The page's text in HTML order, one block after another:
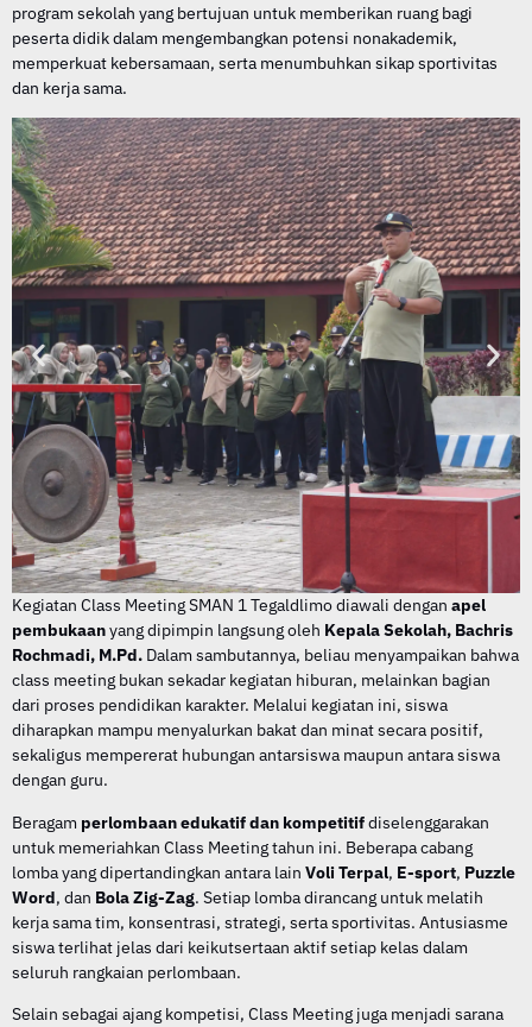
program sekolah yang bertujuan untuk memberikan ruang bagi
peserta didik dalam mengembangkan potensi nonakademik,
memperkuat kebersamaan, serta menumbuhkan sikap sportivitas
dan kerja sama.
Kegiatan Class Meeting SMAN 1 Tegaldlimo diawali dengan apel
pembukaanyang dipimpin langsung oleh Kepala Sekolah, Bachris
Rochmadi, M.Pd. Dalam sambutannya, beliau menyampaikan bahwa
class meeting bukan sekadar kegiatan hiburan, melainkan bagian
dari proses pendidikan karakter. Melalui kegiatan ini, siswa
diharapkan mampu menyalurkan bakat dan minat secara positif,
sekaligus mempererat hubungan antarsiswa maupun antara siswa
dengan guru.
Beragam perlombaan edukatif dan kompetitifdiselenggarakan
untuk memeriahkan Class Meeting tahun ini. Beberapa cabang
lomba yang dipertandingkan antara lain Voli Terpal, E-sport, Puzzle
Word, dan Bola Zig-Zag. Setiap lomba dirancang untuk melatih
kerja sama tim, konsentrasi, strategi, serta sportivitas. Antusiasme
siswa terlihat jelas dari keikutsertaan aktif setiap kelas dalam
seluruh rangkaian perlombaan.
Selain sebagai ajang kompetisi, Class Meeting juga menjadi sarana